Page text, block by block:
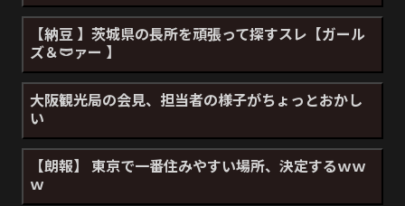
【納豆 】茨城県の長所を頑張って探すスレ【ガール
ズ＆🩲ァー 】
大阪観光局の会見、担当者の様子がちょっとおかし
い
【朗報】 東京で一番住みやすい場所、決定するｗｗ
ｗ